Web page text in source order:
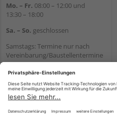
Mo. – Fr. 08:00 – 12:00 und
13:30 – 18:00
Sa. – So. geschlossen
Samstags: Termine nur nach
Vereinbarung/Baustellentermine
Wir helfen Ihnen gerne
weiter
Tel.:+49 6062 956180
E-Mail:shop@holzland-seibert.de